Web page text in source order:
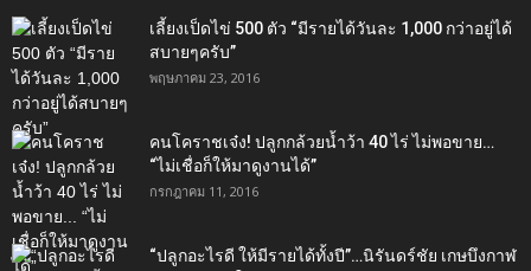
เลี้ยงเป็ดไข่ 500 ตัว “มีรายได้วันละ 1,000 กว่าอยู่ได้
สบายๆครับ”
พฤษภาคม 23, 2016
คนโคราชเจ๋ง! ปลูกกล้วยน้ำว้า 40 ไร่ ไม่พอขาย…
“ไม่เชื่อก็ให้มาดูงานได้”‬
กรกฎาคม 11, 2016
“ปลูกอะไรดี ให้มีรายได้ทั้งปี”…นิรันดร์ชัย เกษบึงกาฬ